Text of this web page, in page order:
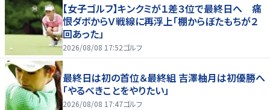
【女子ゴルフ】キンクミが１差３位で最終日へ 痛
恨ダボからＶ戦線に再浮上「棚からぼたもちが２
回あった」
2026/08/08 17:52ゴルフ
最終日は初の首位＆最終組 吉澤柚月は初優勝へ
「やるべきことをやりたい」
2026/08/08 17:47ゴルフ